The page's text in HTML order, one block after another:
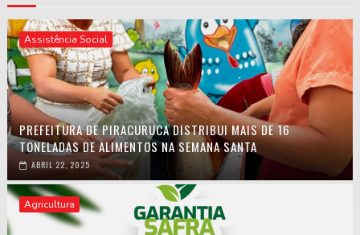
Assistência Social
PREFEITURA DE PIRACURUCA DISTRIBUI MAIS DE 16
TONELADAS DE ALIMENTOS NA SEMANA SANTA
ABRIL 22, 2025
Agricultura